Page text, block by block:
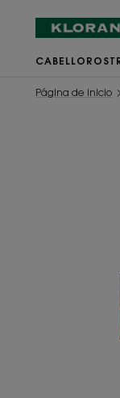
CABELLO
Página de inicio